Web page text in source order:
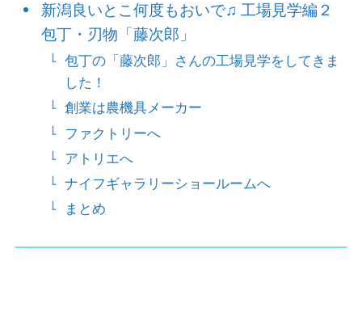
新潟良いとこ何度もおいで♫ 工場見学編２
包丁・刃物「藤次郎」
包丁の「藤次郎」さんの工場見学をしてきま
した！
創業は農機具メーカー
ファクトリーへ
アトリエへ
ナイフギャラリーショールームへ
まとめ